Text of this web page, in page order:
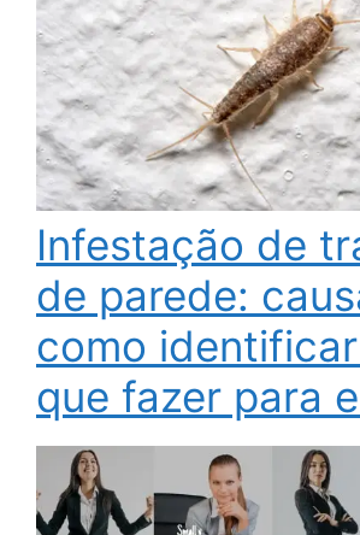
Infestação de
de parede:
como
que fazer para